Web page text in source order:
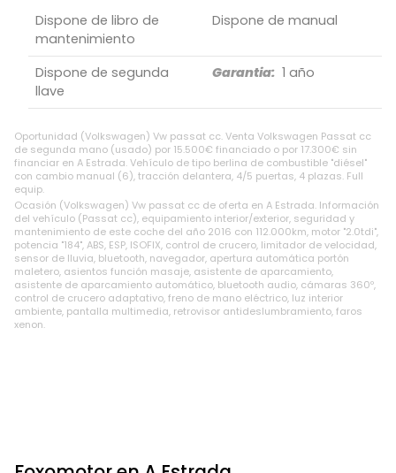
Dispone de libro de
mantenimiento
Dispone de manual
Dispone de segunda
llave
Garantia: 1 año
Oportunidad (Volkswagen) Vw passat cc. Venta Volkswagen Passat cc
de segunda mano (usado) por 15.500€ financiado o por 17.300€ sin
financiar en A Estrada. Vehículo de tipo berlina de combustible "diésel"
con cambio manual (6), tracción delantera, 4/5 puertas, 4 plazas. Full
equip.
Ocasión (Volkswagen) Vw passat cc de oferta en A Estrada. Información
del vehículo (Passat cc), equipamiento interior/exterior, seguridad y
mantenimiento de este coche del año 2016 con 112.000km, motor "2.0tdi",
potencia "184", ABS, ESP, ISOFIX, control de crucero, limitador de velocidad,
sensor de lluvia, bluetooth, navegador, apertura automática portón
maletero, asientos función masaje, asistente de aparcamiento,
asistente de aparcamiento automático, bluetooth audio, cámaras 360º,
control de crucero adaptativo, freno de mano eléctrico, luz interior
ambiente, pantalla multimedia, retrovisor antideslumbramiento, faros
xenon.